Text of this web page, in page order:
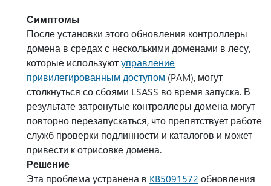
Симптомы
После установки этого обновления контроллеры
домена в средах с несколькими доменами в лесу,
которые используютуправление
привилегированным доступом (PAM), могут
столкнуться со сбоями LSASS во время запуска. В
результате затронутые контроллеры домена могут
повторно перезапускаться, что препятствует работе
служб проверки подлинности и каталогов и может
привести к отрисовке домена.
Решение
Эта проблема устранена в KB5091572 обновления